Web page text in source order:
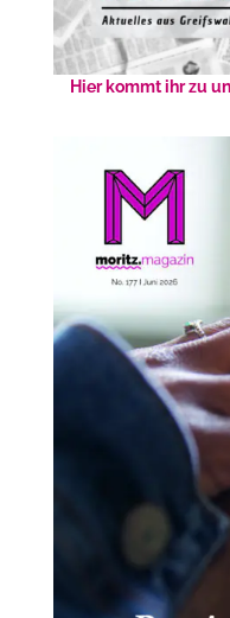
Hier kommt ihr zu